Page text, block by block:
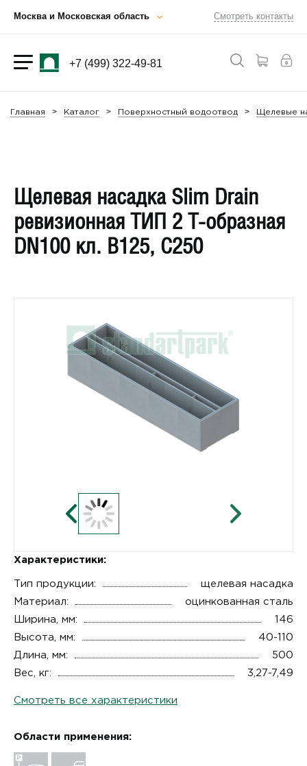
Москва и Московская область Смотреть контакты
+7 (499) 322-49-81
Главная Каталог Поверхностный водоотвод Щелевые
Щелевая насадка Slim Drain
ревизионная ТИП 2 T-образная
DN100 кл. В125, С250
Характеристики:
Тип продукции:
щелевая насадка
Материал:
оцинкованная сталь
Ширина, мм:
146
Высота, мм:
40-110
Длина, мм:
500
Вес, кг:
3,27-7,49
Смотреть все характеристики
Области применения: